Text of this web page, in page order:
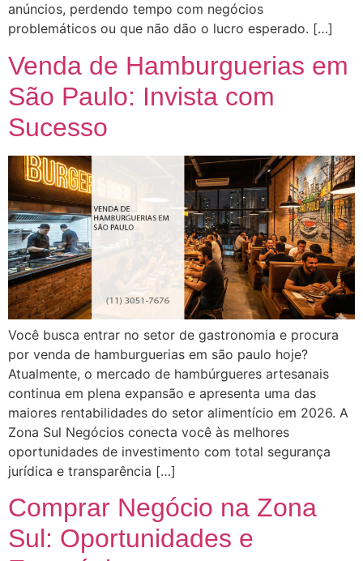
anúncios, perdendo tempo com negócios
problemáticos ou que não dão o lucro esperado. […]
Venda de Hamburguerias em
São Paulo: Invista com
Sucesso
Você busca entrar no setor de gastronomia e procura
por venda de hamburguerias em são paulo hoje?
Atualmente, o mercado de hambúrgueres artesanais
continua em plena expansão e apresenta uma das
maiores rentabilidades do setor alimentício em 2026. A
Zona Sul Negócios conecta você às melhores
oportunidades de investimento com total segurança
jurídica e transparência […]
Comprar Negócio na Zona
Sul: Oportunidades e